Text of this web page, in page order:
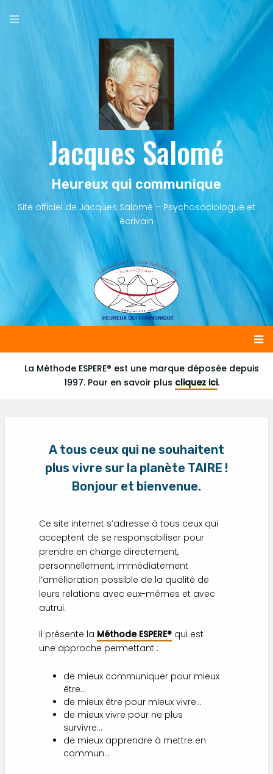
au
Jacques Salomé
Heureux qui communique
Site officiel de Jacques Salomé – Psychosociologue et
écrivain
Main
navigation
La Méthode ESPERE® est une marque déposée depuis
1997. Pour en savoir plus cliquez ici.
A tous ceux qui ne souhaitent
plus vivre sur la planète TAIRE !
Bonjour et bienvenue.
Ce site internet s’adresse à tous ceux qui
acceptent de se responsabiliser pour
prendre en charge directement,
personnellement, immédiatement
l’amélioration possible de la qualité de
leurs relations avec eux-mêmes et avec
autrui.
Il présente la Méthode ESPERE® qui est
une approche permettant :
de mieux communiquer pour mieux
être…
de mieux être pour mieux vivre…
de mieux vivre pour ne plus
survivre…
de mieux apprendre à mettre en
commun…